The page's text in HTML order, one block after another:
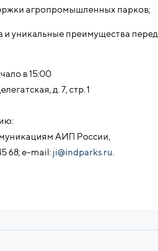
агропромышленных парков;
и уникальные преимущества перед
в 15:00
д. 7, стр. 1
АИП России,
68; e-mail: ji@indparks.ru.